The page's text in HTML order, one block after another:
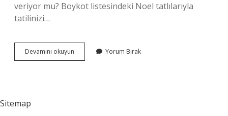
veriyor mu? Boykot listesindeki Noel tatlılarıyla
tatilinizi…
Devamını okuyun
İSrail
Yorum Bırak
Sitemap